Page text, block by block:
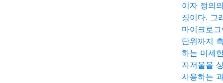
이자 정의
징이다. 그
마이크로
단위까지
하는 미세
자저울을
사용하는